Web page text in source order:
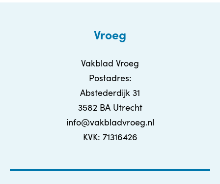
Vroeg
Vakblad Vroeg
Postadres:
Abstederdijk 31
3582 BA Utrecht
info@vakbladvroeg.nl
KVK: 71316426